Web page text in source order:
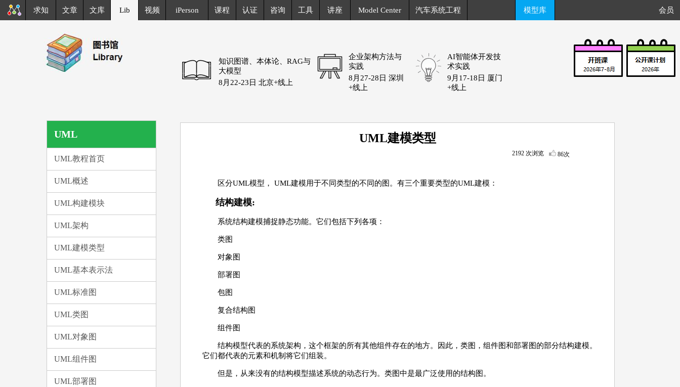
求知 文章 文库 Lib 视频 iPerson 课程 认证 咨询 工具 讲座 Model Center 汽车系统工程 模型库 会员
知识图谱、本体论、RAG与
大模型
8月22-23日 北京+线上
企业架构方法与
实践
8月27-28日 深圳
+线上
AI智能体开发技
术实践
9月17-18日 厦门
+线上
UML
UML教程首页
UML概述
UML构建模块
UML架构
UML建模类型
UML基本表示法
UML标准图
UML类图
UML对象图
UML组件图
UML部署图
UML建模类型
2192 次浏览 86次
区分UML模型， UML建模用于不同类型的不同的图。有三个重要类型的UML建模：
结构建模:
系统结构建模捕捉静态功能。它们包括下列各项：
类图
对象图
部署图
包图
复合结构图
组件图
结构模型代表的系统架构，这个框架的所有其他组件存在的地方。因此，类图，组件图和部署图的部分结构建模。
它们都代表的元素和机制将它们组装。
但是，从来没有的结构模型描述系统的动态行为。类图中是最广泛使用的结构图。